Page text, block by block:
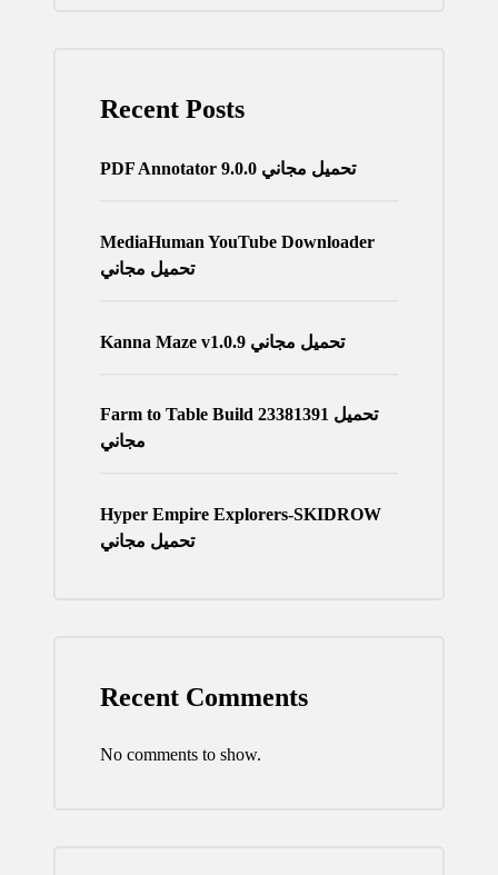
Recent Posts
PDF Annotator 9.0.0 تحميل مجاني
MediaHuman YouTube Downloader
تحميل مجاني
Kanna Maze v1.0.9 تحميل مجاني
Farm to Table Build 23381391 تحميل
مجاني
Hyper Empire Explorers-SKIDROW
تحميل مجاني
Recent Comments
No comments to show.